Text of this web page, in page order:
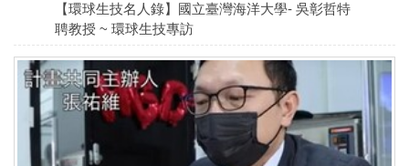
【環球生技名人錄】國立臺灣海洋大學- 吳彰哲特
聘教授 ~ 環球生技專訪